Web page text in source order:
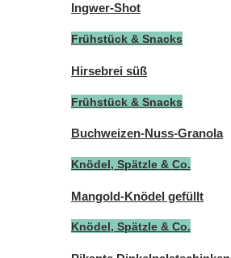
Ingwer-Shot
Frühstück & Snacks
Hirsebrei süß
Frühstück & Snacks
Buchweizen-Nuss-Granola
Knödel, Spätzle & Co.
Mangold-Knödel gefüllt
Knödel, Spätzle & Co.